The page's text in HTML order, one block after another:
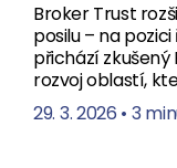
Broker Trust
posilu – na
přichází zkušený
rozvoj oblastí,
29. 3. 2026 • 3